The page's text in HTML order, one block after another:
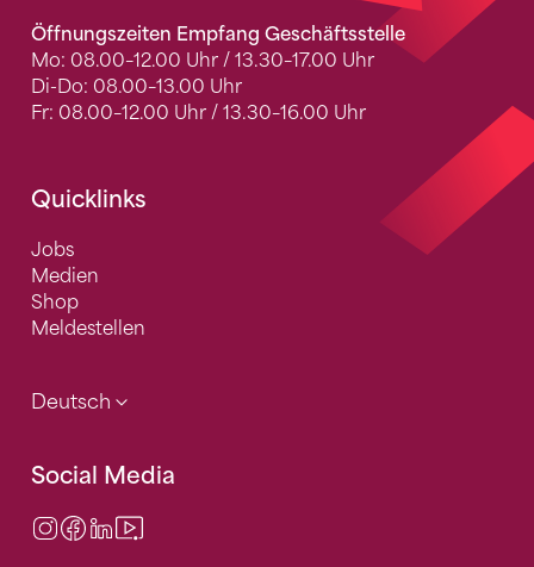
Öffnungszeiten Empfang Geschäftsstelle
Mo: 08.00–12.00 Uhr / 13.30–17.00 Uhr
Di-Do: 08.00–13.00 Uhr
Fr: 08.00–12.00 Uhr / 13.30–16.00 Uhr
Quicklinks
Jobs
Medien
Shop
Meldestellen
Deutsch
Social Media
Instagram
Facebook
LinkedIn